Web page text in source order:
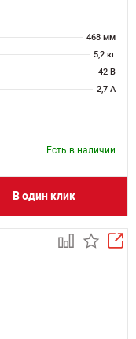
468 мм
5,2 кг
42 В
2,7 А
Есть в наличии
В один клик